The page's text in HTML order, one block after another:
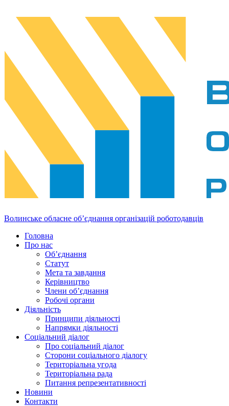
Волинське обласне об’єднання організацій роботодавців
Головна
Про нас
Об’єднання
Статут
Мета та завдання
Керівництво
Члени об’єднання
Робочі органи
Діяльність
Принципи діяльності
Напрямки діяльності
Соціальний діалог
Про соціальний діалог
Сторони соціального діалогу
Територіальна угода
Територіальна рада
Питання репрезентативності
Новини
Контакти